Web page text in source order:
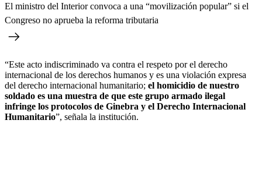
El ministro del Interior convoca a una “movilización popular” si el
Congreso no aprueba la reforma tributaria
“Este acto indiscriminado va contra el respeto por el derecho
internacional de los derechos humanos y es una violación expresa
del derecho internacional humanitario; el homicidio de nuestro
soldado es una muestra de que este grupo armado ilegal
infringe los protocolos de Ginebra y el Derecho Internacional
Humanitario”, señala la institución.